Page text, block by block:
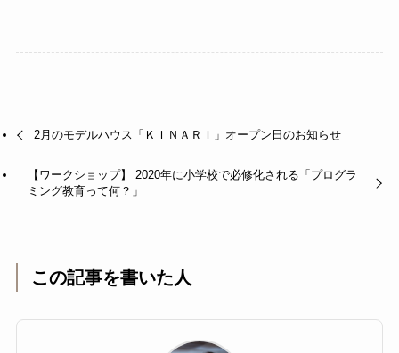
2月のモデルハウス「ＫＩＮＡＲＩ」オープン日のお知らせ
【ワークショップ】 2020年に小学校で必修化される「プログラ
ミング教育って何？」
この記事を書いた人